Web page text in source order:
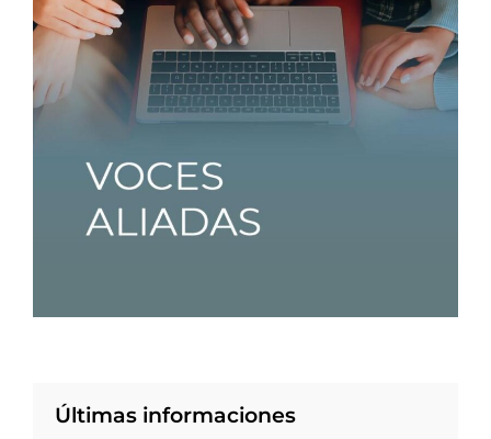
Últimas informaciones